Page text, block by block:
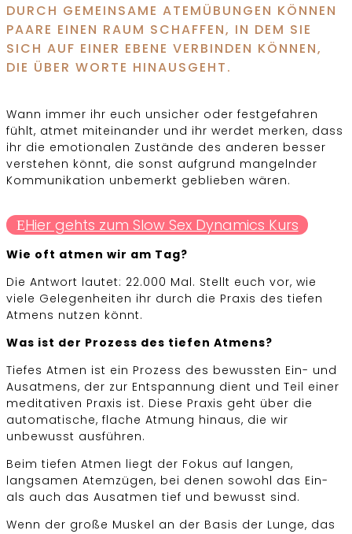
DURCH GEMEINSAME ATEMÜBUNGEN KÖNNEN
PAARE EINEN RAUM SCHAFFEN, IN DEM SIE
SICH AUF EINER EBENE VERBINDEN KÖNNEN,
DIE ÜBER WORTE HINAUSGEHT.
Wann immer ihr euch unsicher oder festgefahren
fühlt, atmet miteinander und ihr werdet merken, dass
ihr die emotionalen Zustände des anderen besser
verstehen könnt, die sonst aufgrund mangelnder
Kommunikation unbemerkt geblieben wären.
Hier gehts zum Slow Sex Dynamics Kurs
Wie oft atmen wir am Tag?
Die Antwort lautet: 22.000 Mal. Stellt euch vor, wie
viele Gelegenheiten ihr durch die Praxis des tiefen
Atmens nutzen könnt.
Was ist der Prozess des tiefen Atmens?
Tiefes Atmen ist ein Prozess des bewussten Ein- und
Ausatmens, der zur Entspannung dient und Teil einer
meditativen Praxis ist. Diese Praxis geht über die
automatische, flache Atmung hinaus, die wir
unbewusst ausführen.
Beim tiefen Atmen liegt der Fokus auf langen,
langsamen Atemzügen, bei denen sowohl das Ein-
als auch das Ausatmen tief und bewusst sind.
Wenn der große Muskel an der Basis der Lunge, das